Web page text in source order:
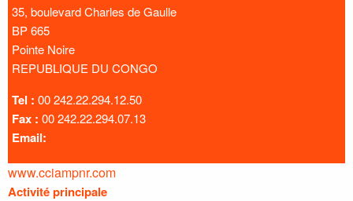
35, boulevard Charles de Gaulle
BP 665
Pointe Noire
REPUBLIQUE DU CONGO
Tel : 00 242.22.294.12.50
Fax : 00 242.22.294.07.13
Email:
www.cciampnr.com
Activité principale